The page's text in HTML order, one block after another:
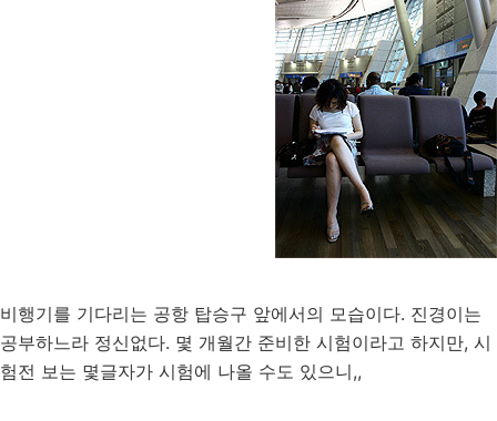
비행기를 기다리는 공항 탑승구 앞에서의 모습이다. 진경이는
공부하느라 정신없다. 몇 개월간 준비한 시험이라고 하지만, 시
험전 보는 몇글자가 시험에 나올 수도 있으니,,